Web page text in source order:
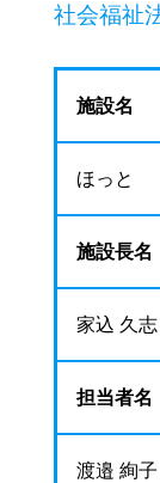
社会福祉
施設名
ほっと
施設長名
家込 久志
担当者名
渡邉 絢子